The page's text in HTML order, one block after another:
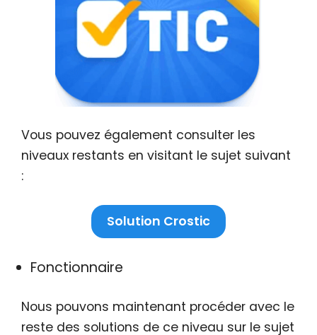
Vous pouvez également consulter les
niveaux restants en visitant le sujet suivant
:
Solution Crostic
Fonctionnaire
Nous pouvons maintenant procéder avec le
reste des solutions de ce niveau sur le sujet